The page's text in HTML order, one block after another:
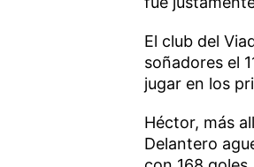
El club del
soñadores el
jugar en los
Héctor, más
Delantero